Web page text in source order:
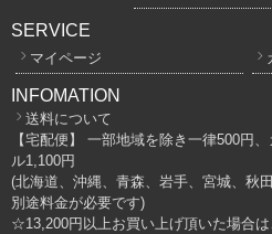
SERVICE
マイページ
INFOMATION
送料について
【宅配便】 一部地域を除き一律500円
ル1,100円
(北海道、沖縄、青森、岩手、宮城、秋
別途料金が必要です)
☆13,200円以上お買い上げ頂いた場合